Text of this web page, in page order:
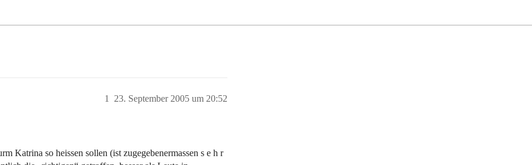
23. September 2005 um 20:52
1
Katrina so heissen sollen (ist zugegebenermassen s e h r